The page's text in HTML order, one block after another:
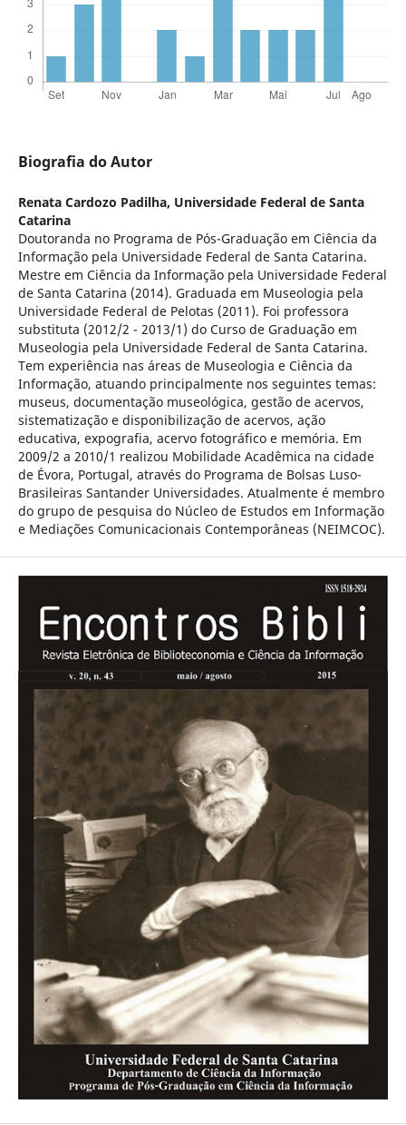
Biografia do Autor
Renata Cardozo Padilha, Universidade Federal de Santa
Catarina
Doutoranda no Programa de Pós-Graduação em Ciência da
Informação pela Universidade Federal de Santa Catarina.
Mestre em Ciência da Informação pela Universidade Federal
de Santa Catarina (2014). Graduada em Museologia pela
Universidade Federal de Pelotas (2011). Foi professora
substituta (2012/2 - 2013/1) do Curso de Graduação em
Museologia pela Universidade Federal de Santa Catarina.
Tem experiência nas áreas de Museologia e Ciência da
Informação, atuando principalmente nos seguintes temas:
museus, documentação museológica, gestão de acervos,
sistematização e disponibilização de acervos, ação
educativa, expografia, acervo fotográfico e memória. Em
2009/2 a 2010/1 realizou Mobilidade Acadêmica na cidade
de Évora, Portugal, através do Programa de Bolsas Luso-
Brasileiras Santander Universidades. Atualmente é membro
do grupo de pesquisa do Núcleo de Estudos em Informação
e Mediações Comunicacionais Contemporâneas (NEIMCOC).